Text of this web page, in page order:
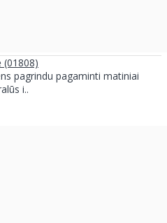
(01808)
pagrindu pagaminti matiniai
i..